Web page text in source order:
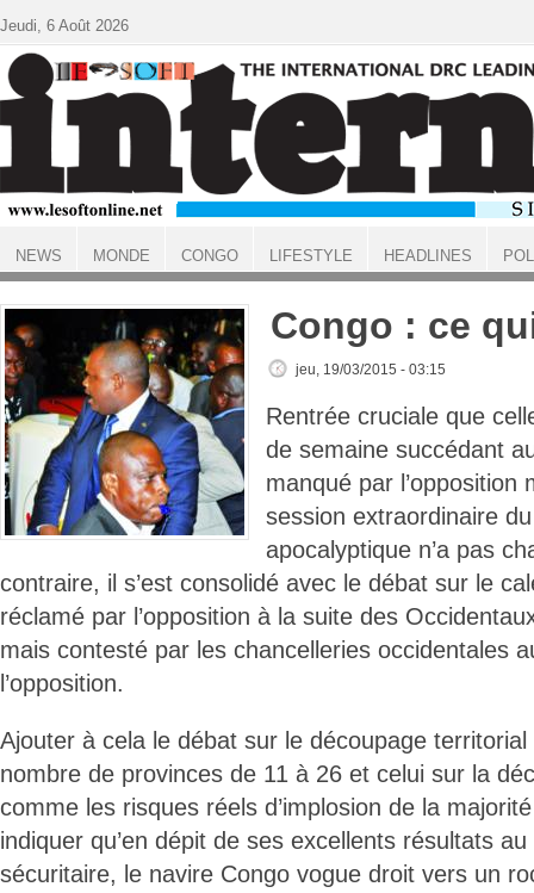
ACCUEIL
Congo : ce
jeu, 19/03/2015 - 03:15
Rentrée cruciale que
de semaine succédant
manqué par l’opposition
session extraordinaire
apocalyptique n’a pas
contraire, il s’est consolidé avec le débat sur le
réclamé par l’opposition à la suite des
mais contesté par les chancelleries occidentales
l’opposition.
Ajouter à cela le débat sur le découpage
nombre de provinces de 11 à 26 et celui sur la
comme les risques réels d’implosion de la
indiquer qu’en dépit de ses excellents résultats
sécuritaire, le navire Congo vogue droit vers un
Jeudi, 6 Août 2026
NEWS MONDE CONGO LIFESTYLE HEADLINES